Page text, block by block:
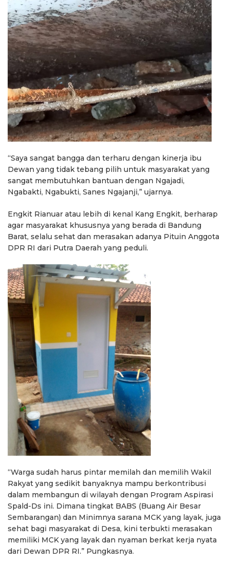
“Saya sangat bangga dan terharu dengan kinerja ibu
Dewan yang tidak tebang pilih untuk masyarakat yang
sangat membutuhkan bantuan dengan Ngajadi,
Ngabakti, Ngabukti, Sanes Ngajanji,” ujarnya.
Engkit Rianuar atau lebih di kenal Kang Engkit, berharap
agar masyarakat khususnya yang berada di Bandung
Barat, selalu sehat dan merasakan adanya Pituin Anggota
DPR RI dari Putra Daerah yang peduli.
“Warga sudah harus pintar memilah dan memilih Wakil
Rakyat yang sedikit banyaknya mampu berkontribusi
dalam membangun di wilayah dengan Program Aspirasi
Spald-Ds ini. Dimana tingkat BABS (Buang Air Besar
Sembarangan) dan Minimnya sarana MCK yang layak, juga
sehat bagi masyarakat di Desa, kini terbukti merasakan
memiliki MCK yang layak dan nyaman berkat kerja nyata
dari Dewan DPR RI.” Pungkasnya.